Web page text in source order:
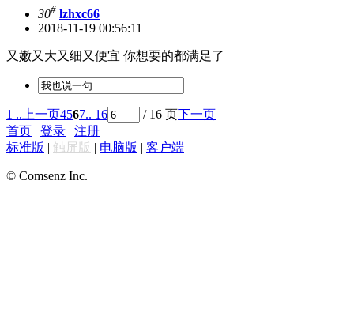
30# lzhxc66
2018-11-19 00:56:11
又嫩又大又细又便宜 你想要的都满足了
1 ..上一页4567.. 16 / 16 页
下一页
首页
登录
注册
标准版
触屏版 电脑版 客户端
© Comsenz Inc.